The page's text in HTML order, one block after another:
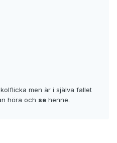
men är i själva fallet
höra och se henne.